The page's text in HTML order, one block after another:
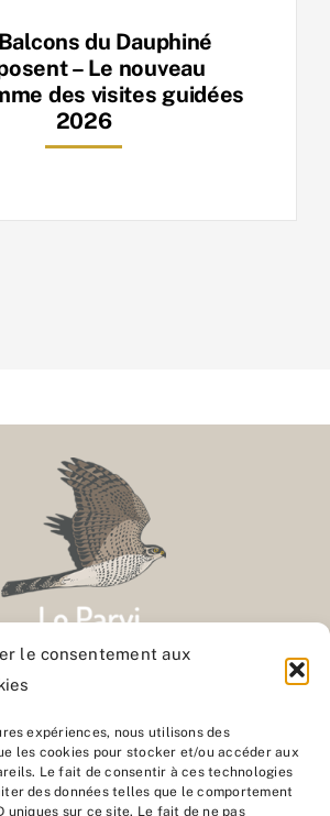
le consentement aux
expériences, nous utilisons des
les cookies pour stocker et/ou accéder aux
Le fait de consentir à ces technologies
des données telles que le comportement
uniques sur ce site. Le fait de ne pas
du Dauphiné
– Le nouveau
des visites guidées
2026
Nous rejoindre